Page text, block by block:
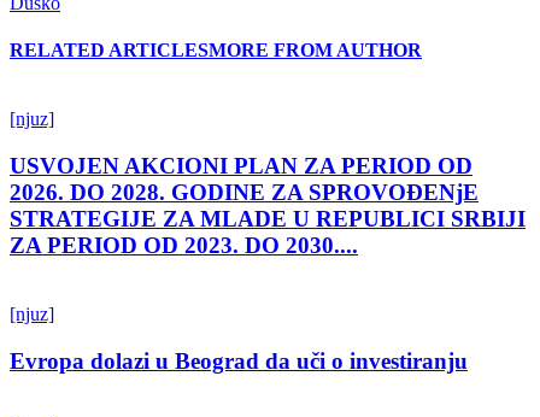
RELATED ARTICLESMORE FROM AUTHOR
[njuz]
USVOJEN AKCIONI PLAN ZA PERIOD OD
2026. DO 2028. GODINE ZA SPROVOĐENjE
STRATEGIJE ZA MLADE U REPUBLICI SRBIJI
ZA PERIOD OD 2023. DO 2030....
[njuz]
Evropa dolazi u Beograd da uči o investiranju